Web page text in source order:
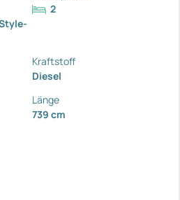
2
Kraftstoff
Diesel
Länge
739 cm